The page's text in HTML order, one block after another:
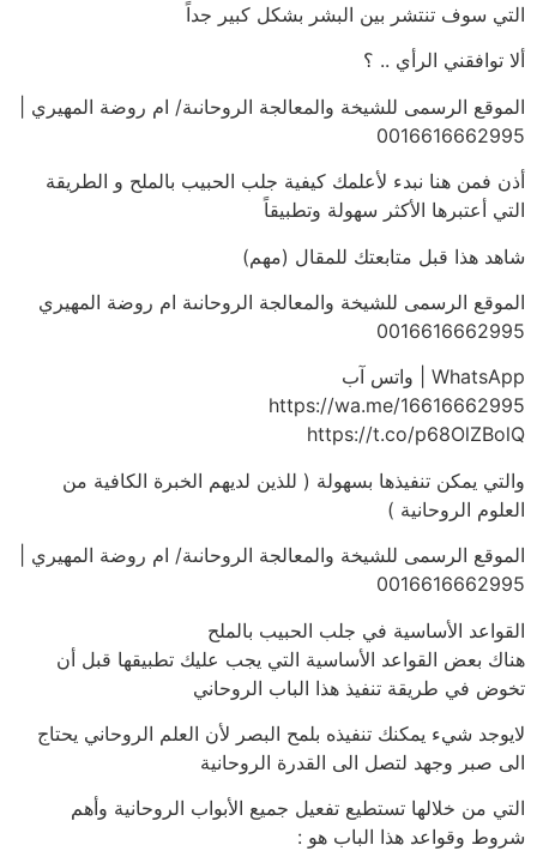
التي سوف تنتشر بين البشر بشكل كبير جداً
ألا توافقني الرأي .. ؟
الموقع الرسمى للشيخة والمعالجة الروحانىة/ ام روضة المهيري |
0016616662995
أذن فمن هنا نبدء لأعلمك كيفية جلب الحبيب بالملح و الطريقة
التي أعتبرها الأكثر سهولة وتطبيقاً
شاهد هذا قبل متابعتك للمقال (مهم)
الموقع الرسمى للشيخة والمعالجة الروحانىة ام روضة المهيري
0016616662995
WhatsApp | واتس آب
https://wa.me/16616662995
https://t.co/p68OlZBolQ
والتي يمكن تنفيذها بسهولة ( للذين لديهم الخبرة الكافية من
العلوم الروحانية )
الموقع الرسمى للشيخة والمعالجة الروحانىة/ ام روضة المهيري |
0016616662995
القواعد الأساسية في جلب الحبيب بالملح
هناك بعض القواعد الأساسية التي يجب عليك تطبيقها قبل أن
تخوض في طريقة تنفيذ هذا الباب الروحاني
لايوجد شيء يمكنك تنفيذه بلمح البصر لأن العلم الروحاني يحتاج
الى صبر وجهد لتصل الى القدرة الروحانية
التي من خلالها تستطيع تفعيل جميع الأبواب الروحانية وأهم
شروط وقواعد هذا الباب هو :